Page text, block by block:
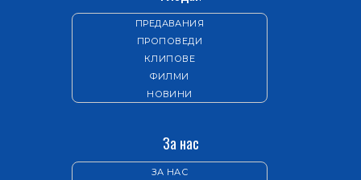
ПРЕДАВАНИЯ
ПРОПОВЕДИ
КЛИПОВЕ
ФИЛМИ
НОВИНИ
За нас
ЗА НАС